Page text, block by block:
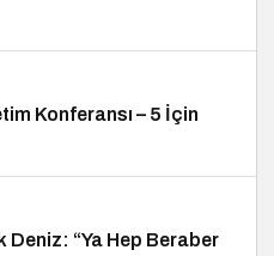
Konferansı – 5 İçin
Deniz: “Ya Hep Beraber